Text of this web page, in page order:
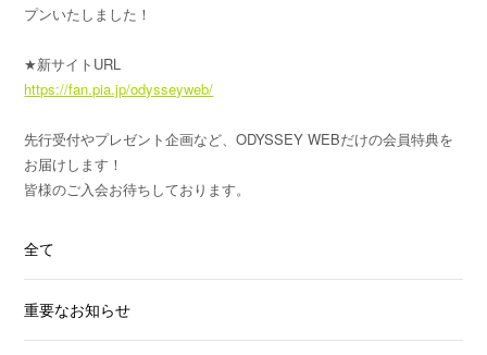
プンいたしました！
★新サイトURL
https://fan.pia.jp/odysseyweb/
先行受付やプレゼント企画など、ODYSSEY WEBだけの会員特典を
お届けします！
皆様のご入会お待ちしております。
全て
重要なお知らせ